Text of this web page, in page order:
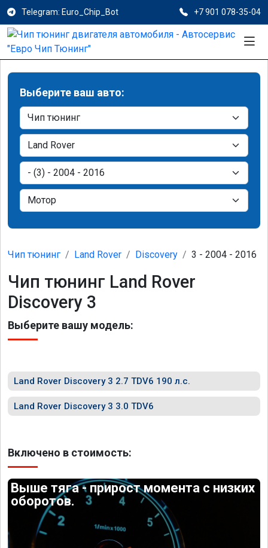
Telegram: Euro_Chip_Bot +7 901 078-35-04
Выберите ваш авто:
Чип тюнинг Land Rover Discovery 3 - 2004 - 2016
Чип тюнинг Land Rover
Discovery 3
Выберите вашу модель:
Land Rover Discovery 3 2.7 TDV6 190 л.с.
Land Rover Discovery 3 3.0 TDV6
Включено в стоимость:
Выше тяга - прирост момента с низких
оборотов.